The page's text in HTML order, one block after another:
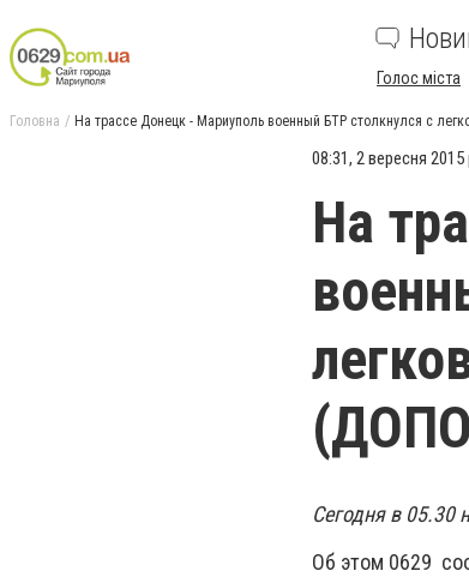
Голос міста
Головна На трассе Донецк - Мариуполь военный БТР столкнулся с
08:31, 2 вересня 2015
На
Сегодня в 05.30
Об этом 0629